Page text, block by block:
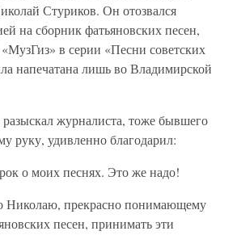
Стуриков. Он отозвался
на сборник фатьяновских песен,
в серии «Песни советских
напечатана лишь во Владимирской
журналиста, тоже бывшего
руку, удивленно благодарил:
о моих песнях. Это же надо!
Николаю, прекрасно понимающему
песен, принимать эти